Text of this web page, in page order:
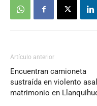
Artículo anterior
Encuentran camioneta
sustraída en violento
matrimonio en